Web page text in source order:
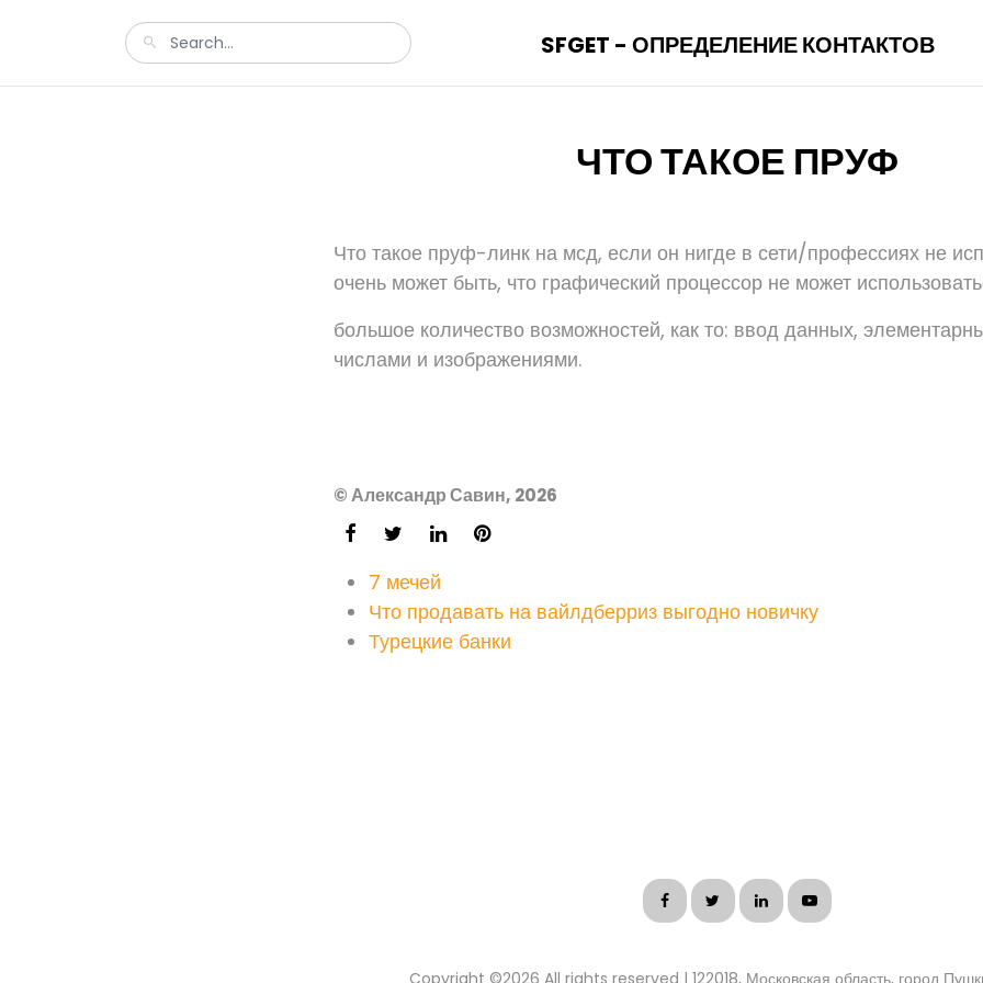
SFGET - ОПРЕДЕЛЕНИЕ КОНТАКТОВ
ЧТО ТАКОЕ ПРУФ
Что такое пруф-линк на мсд, если он нигде в сети/профессиях не
очень может быть, что графический процессор не может
большое количество возможностей, как то: ввод данных,
числами и изображениями.
© Александр Савин, 2026
7 мечей
Что продавать на вайлдберриз выгодно новичку
Турецкие банки
Copyright ©2026 All rights reserved | 122018, Московская область, город